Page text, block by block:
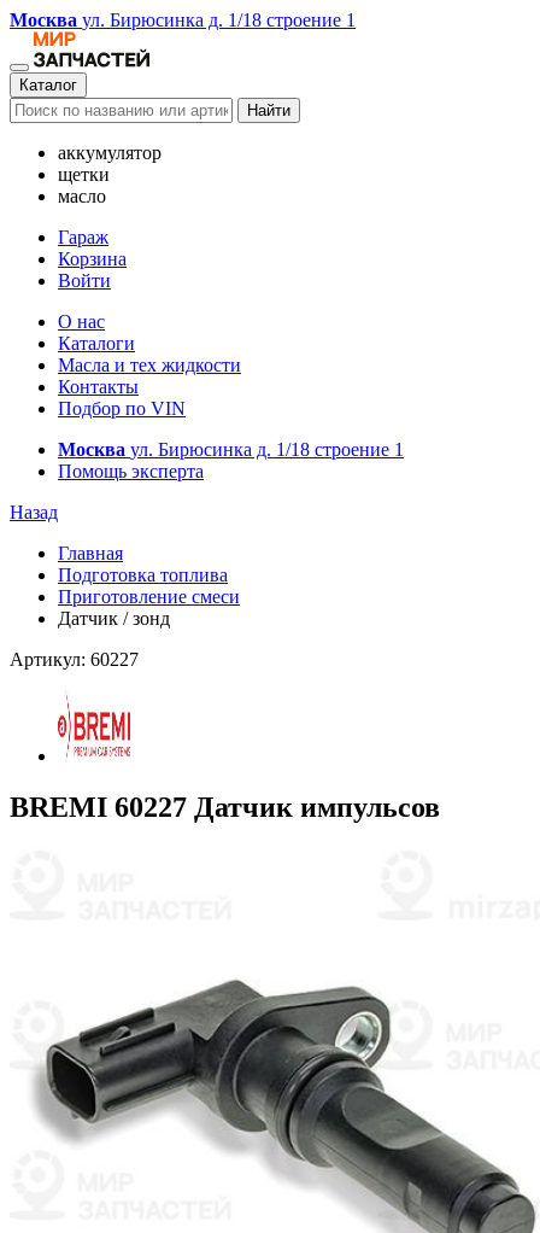
Москва ул. Бирюсинка д. 1/18 строение 1
Каталог
Найти
аккумулятор
щетки
масло
Гараж
Корзина
Войти
О нас
Каталоги
Масла и тех жидкости
Контакты
Подбор по VIN
Москва ул. Бирюсинка д. 1/18 строение 1
Помощь эксперта
Назад
Главная
Подготовка топлива
Приготовление смеси
Датчик / зонд
Артикул: 60227
BREMI 60227 Датчик импульсов